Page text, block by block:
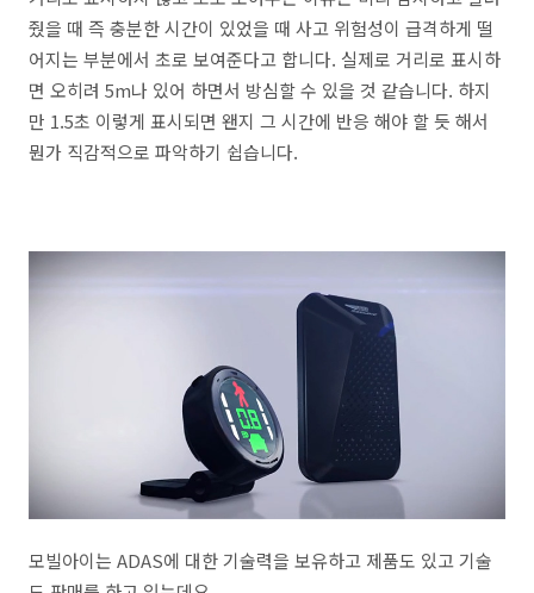
줬을 때 즉 충분한 시간이 있었을 때 사고 위험성이 급격하게 떨
어지는 부분에서 초로 보여준다고 합니다. 실제로 거리로 표시하
면 오히려 5m나 있어 하면서 방심할 수 있을 것 같습니다. 하지
만 1.5초 이렇게 표시되면 왠지 그 시간에 반응 해야 할 듯 해서
뭔가 직감적으로 파악하기 쉽습니다.
모빌아이는 ADAS에 대한 기술력을 보유하고 제품도 있고 기술